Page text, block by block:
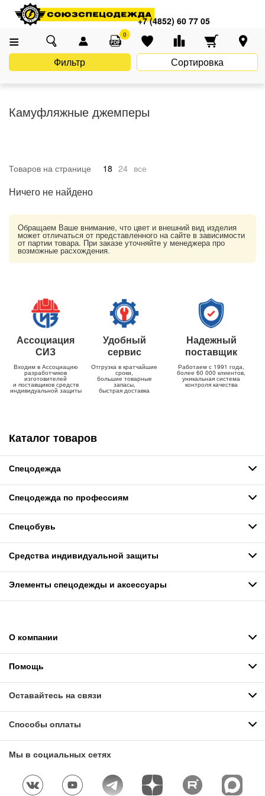
+7 (4852) 60 77 05
0
Главная Каталог Спецодежда
Камуфляжная форма
Камуфляжные джемперы
Фильтр Сортировка
Товаров на странице 18 24 все
Ничего не найдено
Обращаем Ваше внимание, что цвет и внешний вид изделия
может отличаться от представленного на сайте в зависимости
от партии товара. При заказе уточняйте у менеджера про
возможные расхождения.
Ассоциация
СИЗ
Входим в Ассоциацию
разработчиков
изготовителей
и поставщиков средств
индивидуальной защиты
Удобный
сервис
Отгрузка в кратчайшие
сроки,
большие товарные
запасы,
быстрая доставка
Надежный
поставщик
Работаем с 1991 года,
более 60 000 клиентов,
уникальная система
контроля качества
Каталог товаров
Спецодежда
Спецодежда по профессиям
Спецобувь
Средства индивидуальной защиты
Элементы спецодежды и аксессуары
О компании
Помощь
Оставайтесь на связи
Способы оплаты
Мы в социальных сетях